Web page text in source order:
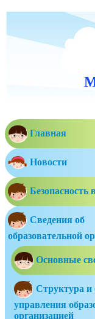
Главная
Новости
Сведения об
образовательной
Основные
Структура и
управления
организацией